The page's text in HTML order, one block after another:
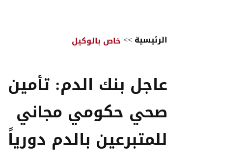
الرئيسية>>خاص بالوكيل
عاجل بنك الدم: تأمين
صحي حكومي مجاني
للمتبرعين بالدم دورياً